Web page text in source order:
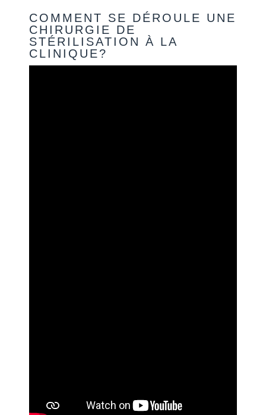
COMMENT SE DÉROULE UNE
CHIRURGIE DE
STÉRILISATION À LA
CLINIQUE?